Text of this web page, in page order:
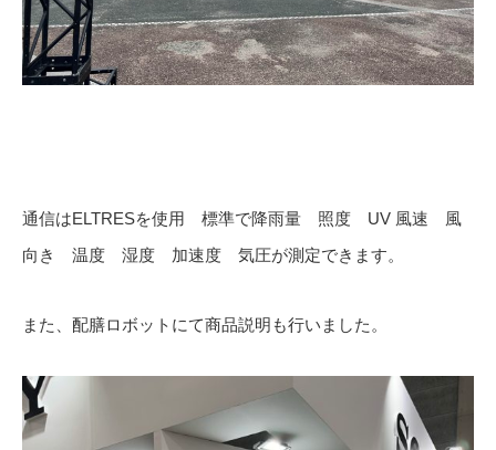
通信はELTRESを使用 標準で降雨量 照度 UV 風速 風
向き 温度 湿度 加速度 気圧が測定できます。
また、配膳ロボットにて商品説明も行いました。